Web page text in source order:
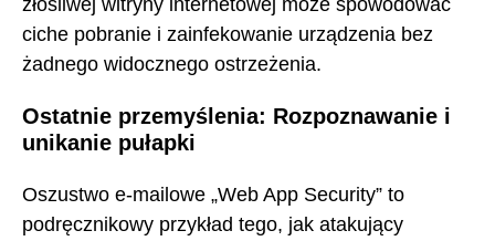
ciche pobranie i zainfekowanie urządzenia bez
żadnego widocznego ostrzeżenia.
Ostatnie przemyślenia: Rozpoznawanie i
unikanie pułapki
Oszustwo e-mailowe „Web App Security” to
podręcznikowy przykład tego, jak atakujący